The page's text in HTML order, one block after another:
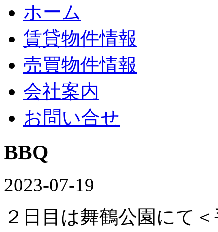
ホーム
賃貸物件情報
売買物件情報
会社案内
お問い合せ
BBQ
2023-07-19
２日目は舞鶴公園にて